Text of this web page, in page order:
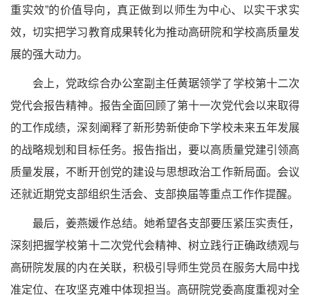
重实效”的价值导向，真正做到以师生为中心、以实干求实
效，切实把学习教育成果转化为推动高研院和学校高质量发
展的强大动力。
会上，党政综合办公室副主任黄琚领学了学校第十二次
党代会报告精神。报告全面回顾了第十一次党代会以来取得
的工作成绩，深刻阐释了新形势新使命下学校未来五年发展
的战略规划和目标任务。报告指出，要以高质量党建引领高
质量发展，不断开创党的建设与思想政治工作新局面。会议
还就近期党支部组织生活会、支部换届等重点工作作提醒。
最后，姜燕媛作总结。她希望各支部要压紧压实责任，
深刻把握学校第十二次党代会精神、树立践行正确政绩观与
高研院发展的内在关联，积极引导师生党员在服务大局中找
准定位、在攻坚克难中体现担当。高研院党委高度重视对全